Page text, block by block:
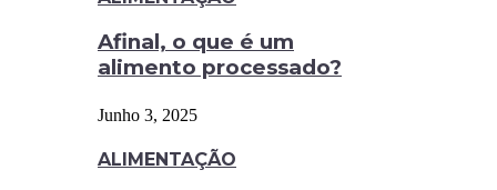
Afinal, o que é um
alimento processado?
Junho 3, 2025
ALIMENTAÇÃO